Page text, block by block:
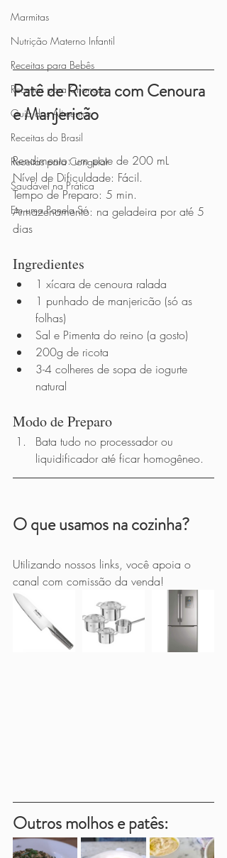
Marmitas
Nutrição Materno Infantil
Receitas para Bebês
Receitas para Crianças
Guia dos Alimentos
Receitas do Brasil
Receitas para Congelar
Saudável na Prática
Em uma Panela Só
Patê de Ricota com Cenoura
e Manjericão
Rendimento: um pote de 200 mL
Nível de Dificuldade: Fácil.
Tempo de Preparo: 5 min.
Armazenamento: na geladeira por até 5
dias
Ingredientes
1 xícara de cenoura ralada
1 punhado de manjericão (só as
folhas)
Sal e Pimenta do reino (a gosto)
200g de ricota
3-4 colheres de sopa de iogurte
natural
Modo de Preparo
Bata tudo no processador ou
liquidificador até ficar homogêneo.
O que usamos na cozinha?
Utilizando nossos links, você apoia o
canal com comissão da venda!
Outros molhos e patês: